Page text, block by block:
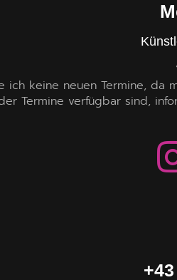
ich keine neuen Termine, da
Termine verfügbar sind,